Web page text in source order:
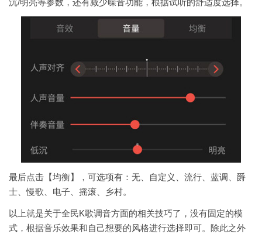
最后点击【均衡】，可选项有：无、自定义、流行、蓝调、爵
士、慢歌、电子、摇滚、乡村。
以上就是关于全民K歌调音方面的相关技巧了，没有固定的模
式，根据音乐效果和自己想要的风格进行选择即可。除此之外